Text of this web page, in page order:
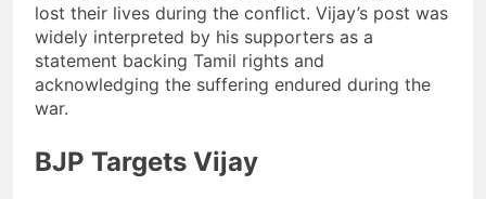
lost their lives during the conflict. Vijay’s post was
widely interpreted by his supporters as a
statement backing Tamil rights and
acknowledging the suffering endured during the
war.
BJP Targets Vijay